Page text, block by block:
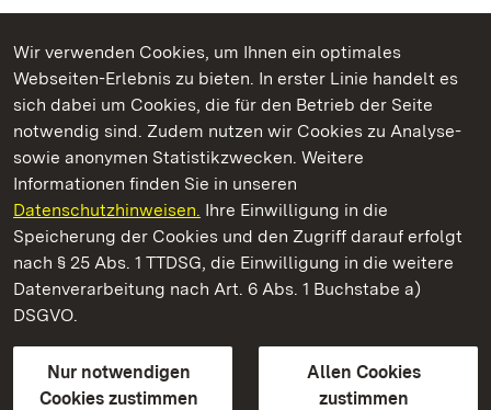
Wir verwenden Cookies, um Ihnen ein optimales
Webseiten-Erlebnis zu bieten. In erster Linie handelt es
sich dabei um Cookies, die für den Betrieb der Seite
notwendig sind. Zudem nutzen wir Cookies zu Analyse-
sowie anonymen Statistikzwecken. Weitere
Informationen finden Sie in unseren
Datenschutzhinweisen. Ihre Einwilligung in die
Speicherung der Cookies und den Zugriff darauf erfolgt
nach § 25 Abs. 1 TTDSG, die Einwilligung in die weitere
Datenverarbeitung nach Art. 6 Abs. 1 Buchstabe a)
DSGVO.
Nur notwendigen
Cookies zustimmen
Allen Cookies
zustimmen
Kommen. Staunen. Genießen.
Staatliche Schlösser und Gärten Baden‑Württemberg
Staatliche Schlösser und Gärten Baden-Württemberg
Kontakt
GebärdenspracheLeichte Sprache
Erklärung zur Barrierefreiheit
BITV-konform (geprüfte Seiten)